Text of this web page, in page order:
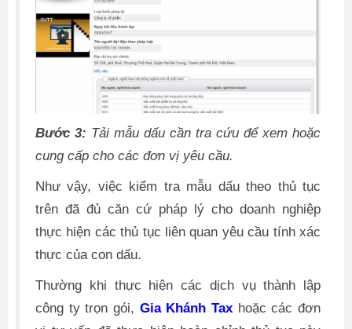
Bước 3: Tải mẫu dấu cần tra cứu để xem hoặc
cung cấp cho các đơn vị yêu cầu.
Như vậy, việc kiểm tra mẫu dấu theo thủ tục
trên đã đủ căn cứ pháp lý cho doanh nghiệp
thực hiện các thủ tục liên quan yêu cầu tính xác
thực của con dấu.
Thường khi thực hiện các dịch vụ thành lập
công ty trọn gói, Gia Khánh Tax hoặc các đơn